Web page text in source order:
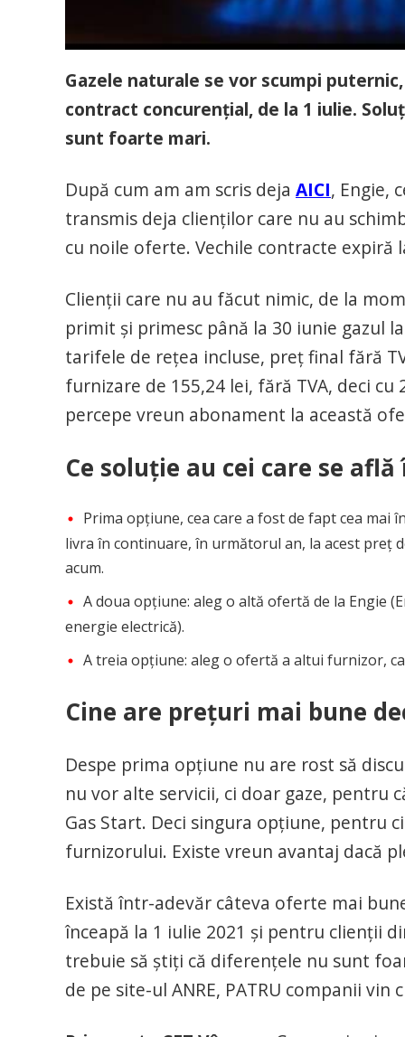
Gazele naturale se vor scumpi
contract concurenţial, de la 1 iulie.
sunt foarte mari.
După cum am am scris deja AICI, Engie,
transmis deja clienţilor care nu au
cu noile oferte. Vechile contracte expiră
Clienţii care nu au făcut nimic, de la
primit și primesc până la 30 iunie gazul
tarifele de rețea incluse, preț final fără
furnizare de 155,24 lei, fără TVA, deci
percepe vreun abonament la această
Ce soluţie au cei care se
Prima opțiune, cea care a fost de fapt cea mai
livra în continuare, în următorul an, la acest preț
acum.
A doua opțiune: aleg o altă ofertă de la Engie
energie electrică).
A treia opțiune: aleg o ofertă a altui furnizor,
Cine are preţuri mai bune
Despe prima opţiune nu are rost să
nu vor alte servicii, ci doar gaze, pentru
Gas Start. Deci singura opţiune, pentru
furnizorului. Existe vreun avantaj dacă
Există într-adevăr câteva oferte mai
înceapă la 1 iulie 2021 şi pentru clienţii
trebuie să ştiţi că diferenţele nu sunt
de pe site-ul ANRE, PATRU companii